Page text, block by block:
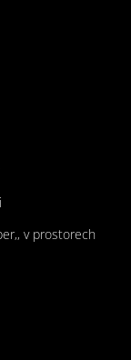
v prostorech